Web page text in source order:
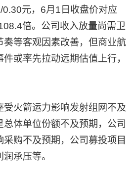
元，6月1日收盘价对应
倍。公司收入放量尚需卫
奏等客观因素改善，但商业航
或率先拉动远期估值上行，
受火箭运力影响发射组网不及
体单位份额不及预期，公司
购不及预期，公司募投项目
承压等。